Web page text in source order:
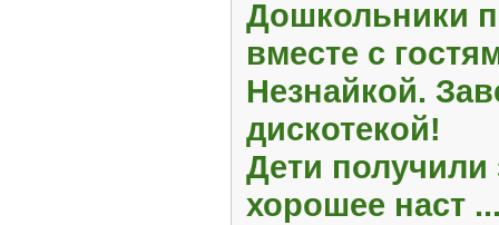
Дошкольники
вместе с
Незнайкой.
дискотекой!
Дети
хорошее наст